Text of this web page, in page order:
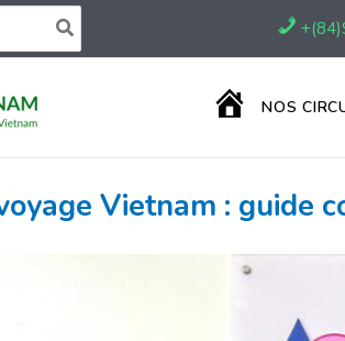
U
I
L
NOS
Vietnam : guide